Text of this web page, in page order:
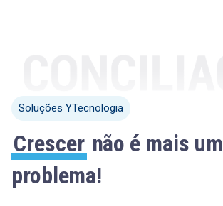
Soluções YTecnologia
Crescer não é mais um
problema!